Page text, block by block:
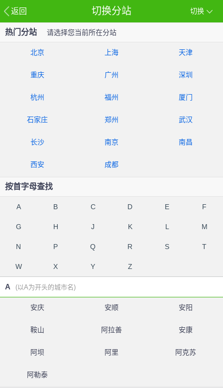
返回 切换
切换分站
热门分站 请选择您当前所在分站
北京 上海 天津
重庆 广州 深圳
杭州 福州 厦门
石家庄 郑州 武汉
长沙 南京 南昌
西安 成都
按首字母查找
A B C D E F
G H J K L M
N P Q R S T
W X Y Z
A (以A为开头的城市名)
安庆 安顺 安阳
鞍山 阿拉善 安康
阿坝 阿里 阿克苏
阿勒泰